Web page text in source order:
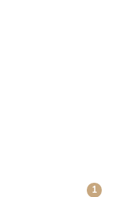
1